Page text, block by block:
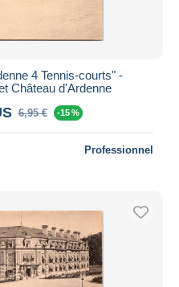
4 Tennis-courts" -
Château d'Ardenne
6,95 € -15 %
Professionnel